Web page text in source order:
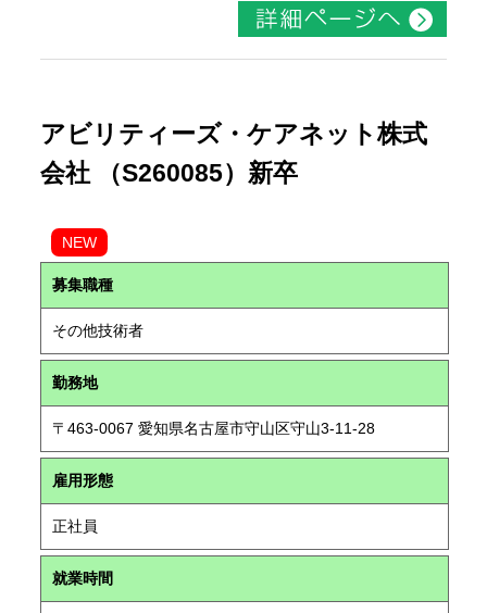
アビリティーズ・ケアネット株式
会社 （S260085）新卒
NEW
募集職種
その他技術者
勤務地
〒463-0067 愛知県名古屋市守山区守山3-11-28
雇用形態
正社員
就業時間